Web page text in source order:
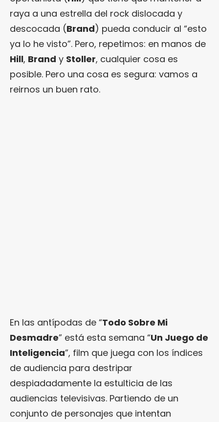
raya a una estrella del rock dislocada y
descocada (Brand) pueda conducir al “esto
ya lo he visto”. Pero, repetimos: en manos de
Hill, Brand y Stoller, cualquier cosa es
posible. Pero una cosa es segura: vamos a
reirnos un buen rato.
En las antípodas de “Todo Sobre Mi
Desmadre” está esta semana “Un Juego de
Inteligencia”, film que juega con los índices
de audiencia para destripar
despiadadamente la estulticia de las
audiencias televisivas. Partiendo de un
conjunto de personajes que intentan